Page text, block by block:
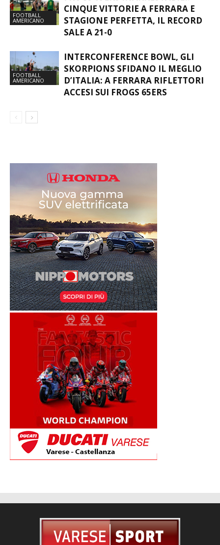
AMERICANO
SALE A 21-0
FOOTBALL
AMERICANO
INTERCONFERENCE BOWL, GLI
D’ITALIA: A FERRARA RIFLETTORI
ACCESI SUI FROGS 65ERS